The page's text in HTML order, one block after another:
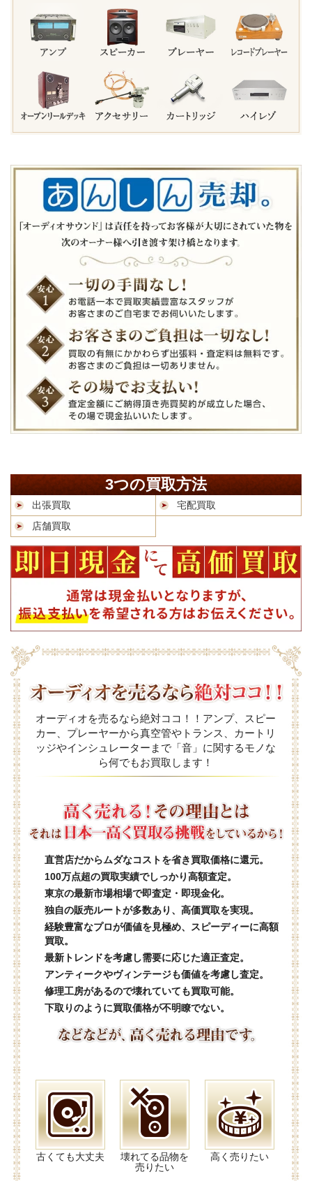
3つの買取方法
出張買取
宅配買取
店舗買取
オーディオを売るなら絶対ココ！！アンプ、スピー
カー、プレーヤーから真空管やトランス、カートリ
ッジやインシュレーターまで「音」に関するモノな
ら何でもお買取します！
直営店だからムダなコストを省き買取価格に還元。
100万点超の買取実績でしっかり高額査定。
東京の最新市場相場で即査定・即現金化。
独自の販売ルートが多数あり、高価買取を実現。
経験豊富なプロが価値を見極め、スピーディーに高額
買取。
最新トレンドを考慮し需要に応じた適正査定。
アンティークやヴィンテージも価値を考慮し査定。
修理工房があるので壊れていても買取可能。
下取りのように買取価格が不明瞭でない。
古くても大丈夫
壊れてる品物を
売りたい
高く売りたい